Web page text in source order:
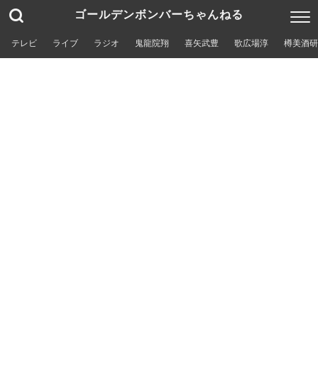
ゴールデンボンバーちゃんねる
テレビ ライブ ラジオ 鬼龍院翔 喜矢武豊 歌広場淳 樽美酒